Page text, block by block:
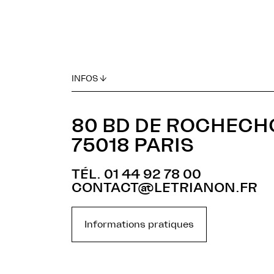
INFOS ↓
80 BD DE
75018 PARIS
TÉL. 01 44 92 78 00
CONTACT@LETRIANON.FR
Informations pratiques